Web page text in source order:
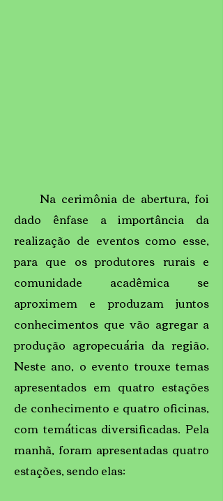
Na cerimônia de abertura, foi
dado ênfase a importância da
realização de eventos como esse,
para que os produtores rurais e
comunidade acadêmica se
aproximem e produzam juntos
conhecimentos que vão agregar a
produção agropecuária da região.
Neste ano, o evento trouxe temas
apresentados em quatro estações
de conhecimento e quatro oficinas,
com temáticas diversificadas. Pela
manhã, foram apresentadas quatro
estações, sendo elas: